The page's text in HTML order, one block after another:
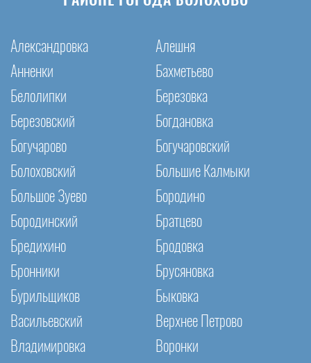
Александровка
Алешня
Анненки
Бахметьево
Белолипки
Березовка
Березовский
Богдановка
Богучарово
Богучаровский
Болоховский
Большие Калмыки
Большое Зуево
Бородино
Бородинский
Братцево
Бредихино
Бродовка
Бронники
Брусяновка
Бурильщиков
Быковка
Васильевский
Верхнее Петрово
Владимировка
Воронки